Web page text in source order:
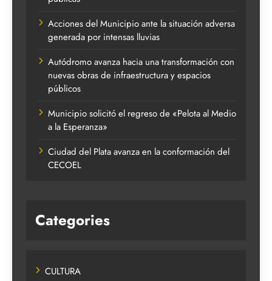
Acciones del Municipio ante la situación adversa
generada por intensas lluvias
Autódromo avanza hacia una transformación con
nuevas obras de infraestructura y espacios
públicos
Municipio solicitó el regreso de «Pelota al Medio
a la Esperanza»
Ciudad del Plata avanza en la conformación del
CECOEL
Categories
CULTURA